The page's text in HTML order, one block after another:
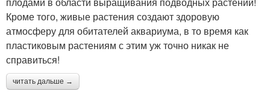
Кроме того, живые растения создают здоровую
атмосферу для обитателей аквариума, в то время как
пластиковым растениям с этим уж точно никак не
справиться!
читать дальше →